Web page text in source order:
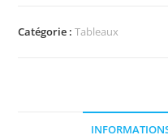
Catégorie :Tableaux